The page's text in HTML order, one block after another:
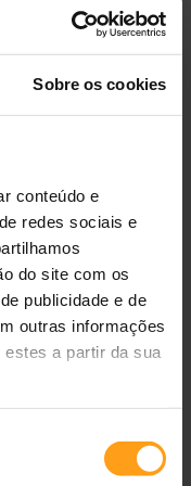
Sobre os cookies
conteúdo e
redes sociais e
do site com os
publicidade e de
outras informações
a partir da sua
Hypoallergenic with
& Tuna
para Cão
74,79 €
Plan Small &
Perfect Weight